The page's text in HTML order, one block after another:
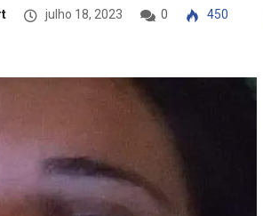
julho 18, 2023 0
450